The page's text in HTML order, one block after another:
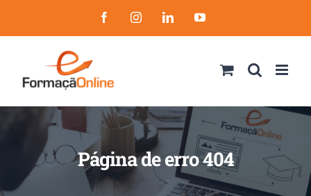
to
FacebookInstagramLinkedInYouTube
Página de erro 404